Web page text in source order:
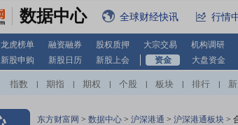
数据中心 全球财经快讯 行情
龙虎榜单 融资融券 股权质押 大宗交易 机构调研
新股申购 新股日历 新股上会 资金 大盘资金
指数 期指 期权 个股 板块 排行
东方财富网 > 数据中心 > 沪深港通 > 沪深港通板块 >